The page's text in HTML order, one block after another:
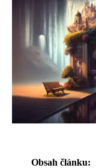
Obsah článku: